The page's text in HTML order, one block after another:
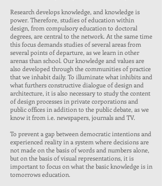
Research develops knowledge, and knowledge is
power. Therefore, studies of education within
design, from compulsory education to doctoral
degrees, are central to the network. At the same time
this focus demands studies of several areas from
several points of departure, as we learn in other
arenas than school. Our knowledge and values are
also developed through the communities of practice
that we inhabit daily. To illuminate what inhibits and
what furthers constructive dialogue of design and
architecture, it is also necessary to study the content
of design processes in private corporations and
public offices in addition to the public debate, as we
know it from i.e. newspapers, journals and TV.
To prevent a gap between democratic intentions and
experienced reality in a system where decisions are
not made on the basis of words and numbers alone,
but on the basis of visual representations, it is
important to focus on what the basic knowledge is in
tomorrows education.